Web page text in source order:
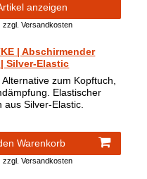
anzeigen
zzgl.Versandkosten
| Abschirmender
Silver-Elastic
zum Kopftuch,
Elastischer
aus Silver-Elastic.
Warenkorb
zzgl.Versandkosten